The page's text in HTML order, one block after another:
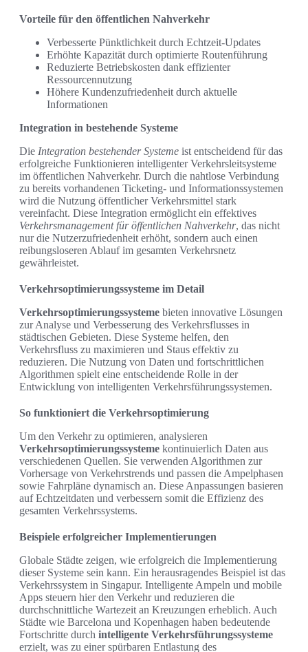
Vorteile für den öffentlichen Nahverkehr
Verbesserte Pünktlichkeit durch Echtzeit-Updates
Erhöhte Kapazität durch optimierte Routenführung
Reduzierte Betriebskosten dank effizienter
Ressourcennutzung
Höhere Kundenzufriedenheit durch aktuelle
Informationen
Integration in bestehende Systeme
Die Integration bestehender Systeme ist entscheidend für das
erfolgreiche Funktionieren intelligenter Verkehrsleitsysteme
im öffentlichen Nahverkehr. Durch die nahtlose Verbindung
zu bereits vorhandenen Ticketing- und Informationssystemen
wird die Nutzung öffentlicher Verkehrsmittel stark
vereinfacht. Diese Integration ermöglicht ein effektives
Verkehrsmanagement für öffentlichen Nahverkehr, das nicht
nur die Nutzerzufriedenheit erhöht, sondern auch einen
reibungsloseren Ablauf im gesamten Verkehrsnetz
gewährleistet.
Verkehrsoptimierungssysteme im Detail
Verkehrsoptimierungssysteme bieten innovative Lösungen
zur Analyse und Verbesserung des Verkehrsflusses in
städtischen Gebieten. Diese Systeme helfen, den
Verkehrsfluss zu maximieren und Staus effektiv zu
reduzieren. Die Nutzung von Daten und fortschrittlichen
Algorithmen spielt eine entscheidende Rolle in der
Entwicklung von intelligenten Verkehrsführungssystemen.
So funktioniert die Verkehrsoptimierung
Um den Verkehr zu optimieren, analysieren
Verkehrsoptimierungssysteme kontinuierlich Daten aus
verschiedenen Quellen. Sie verwenden Algorithmen zur
Vorhersage von Verkehrstrends und passen die Ampelphasen
sowie Fahrpläne dynamisch an. Diese Anpassungen basieren
auf Echtzeitdaten und verbessern somit die Effizienz des
gesamten Verkehrssystems.
Beispiele erfolgreicher Implementierungen
Globale Städte zeigen, wie erfolgreich die Implementierung
dieser Systeme sein kann. Ein herausragendes Beispiel ist das
Verkehrssystem in Singapur. Intelligente Ampeln und mobile
Apps steuern hier den Verkehr und reduzieren die
durchschnittliche Wartezeit an Kreuzungen erheblich. Auch
Städte wie Barcelona und Kopenhagen haben bedeutende
Fortschritte durch intelligente Verkehrsführungssysteme
erzielt, was zu einer spürbaren Entlastung des